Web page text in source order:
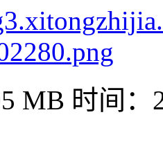
MB 时间：